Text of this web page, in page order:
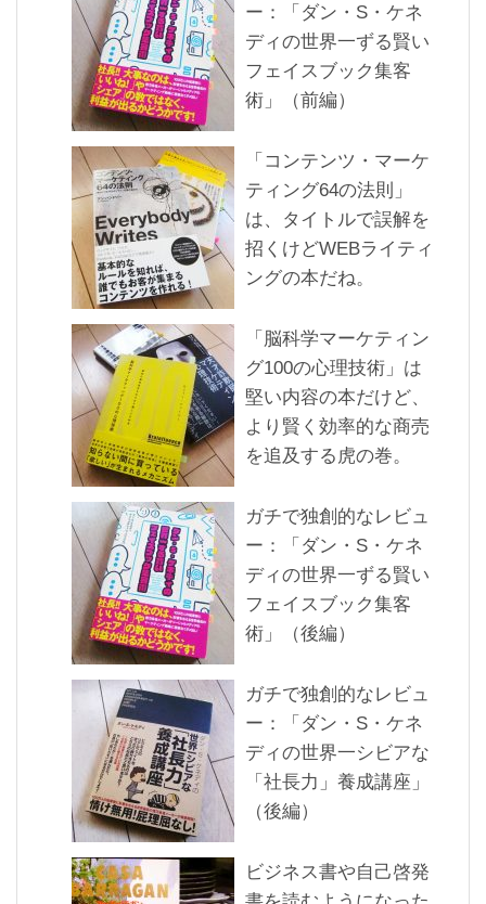
ー：「ダン・S・ケネ
ディの世界一ずる賢い
フェイスブック集客
術」（前編）
「コンテンツ・マーケ
ティング64の法則」
は、タイトルで誤解を
招くけどWEBライティ
ングの本だね。
「脳科学マーケティン
グ100の心理技術」は
堅い内容の本だけど、
より賢く効率的な商売
を追及する虎の巻。
ガチで独創的なレビュ
ー：「ダン・S・ケネ
ディの世界一ずる賢い
フェイスブック集客
術」（後編）
ガチで独創的なレビュ
ー：「ダン・S・ケネ
ディの世界一シビアな
「社長力」養成講座」
（後編）
ビジネス書や自己啓発